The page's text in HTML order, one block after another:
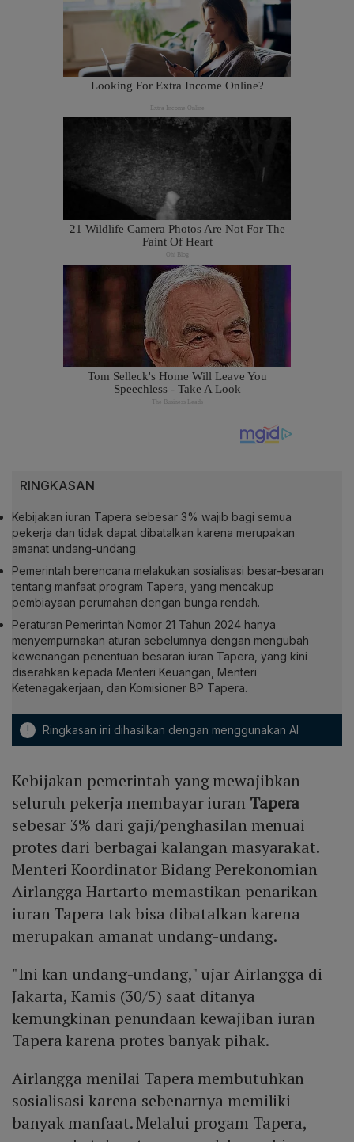
RINGKASAN
Kebijakan iuran Tapera sebesar 3% wajib bagi semua
pekerja dan tidak dapat dibatalkan karena merupakan
amanat undang-undang.
Pemerintah berencana melakukan sosialisasi besar-besaran
tentang manfaat program Tapera, yang mencakup
pembiayaan perumahan dengan bunga rendah.
Peraturan Pemerintah Nomor 21 Tahun 2024 hanya
menyempurnakan aturan sebelumnya dengan mengubah
kewenangan penentuan besaran iuran Tapera, yang kini
diserahkan kepada Menteri Keuangan, Menteri
Ketenagakerjaan, dan Komisioner BP Tapera.
! Ringkasan ini dihasilkan dengan menggunakan AI
Kebijakan pemerintah yang mewajibkan
seluruh pekerja membayar iuran Tapera
sebesar 3% dari gaji/penghasilan menuai
protes dari berbagai kalangan masyarakat.
Menteri Koordinator Bidang Perekonomian
Airlangga Hartarto memastikan penarikan
iuran Tapera tak bisa dibatalkan karena
merupakan amanat undang-undang.
"Ini kan undang-undang," ujar Airlangga di
Jakarta, Kamis (30/5) saat ditanya
kemungkinan penundaan kewajiban iuran
Tapera karena protes banyak pihak.
Airlangga menilai Tapera membutuhkan
sosialisasi karena sebenarnya memiliki
banyak manfaat. Melalui progam Tapera,